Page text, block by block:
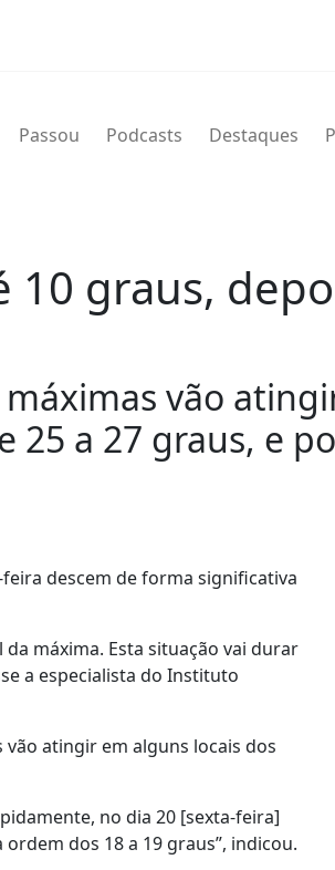
Passou Podcasts Destaques
graus,
vão
25 a 27 graus, e
descem de forma significativa
máxima. Esta situação vai durar
a especialista do Instituto
atingir em alguns locais dos
no dia 20 [sexta-feira]
dos 18 a 19 graus”, indicou.